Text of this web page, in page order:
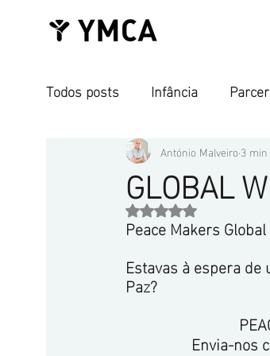
Todos posts Infância
YMCA Camp Alambre
Comunicados de Imprensa
GLOBAL
António Malveiro3
Avaliado com NaN de
Peace Makers
Estavas à espera
Paz?
Envia-nos